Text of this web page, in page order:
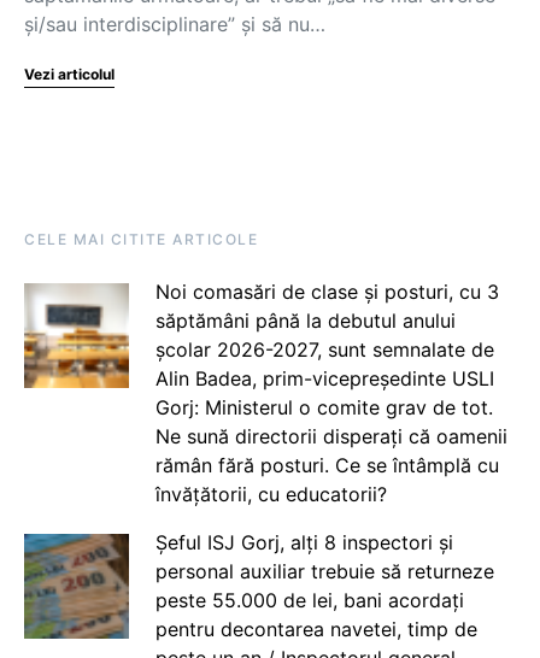
și/sau interdisciplinare” și să nu…
Vezi articolul
CELE MAI CITITE ARTICOLE
Noi comasări de clase și posturi, cu 3
săptămâni până la debutul anului
școlar 2026-2027, sunt semnalate de
Alin Badea, prim-vicepreședinte USLI
Gorj: Ministerul o comite grav de tot.
Ne sună directorii disperați că oamenii
rămân fără posturi. Ce se întâmplă cu
învățătorii, cu educatorii?
Șeful ISJ Gorj, alți 8 inspectori și
personal auxiliar trebuie să returneze
peste 55.000 de lei, bani acordați
pentru decontarea navetei, timp de